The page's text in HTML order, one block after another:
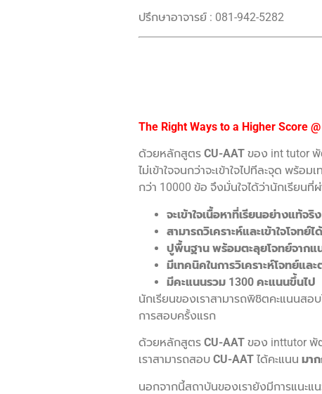
ปรึกษาอาจารย์ : 081-942-5282
The Right Ways to a Higher Score
ด้วยหลักสูตร CU-AAT ของ int tutor พั
ไม่เข้าใจจนกว่าจะเข้าใจไปทีละจุด พร้
กว่า 10000 ข้อ จึงมั่นใจได้ว่านักเรียนที่
จะเข้าใจเนื้อหาที่เรียนอย่างแท้จ
สามารถวิเคราะห์และเข้าใจโจทย์
ปูพื้นฐาน พร้อมตะลุยโจทย์จากแ
มีเทคนิคในการวิเคราะห์โจทย์แ
มีคะแนนรวม 1300 คะแนนขึ้นไป
นักเรียนของเราสามารถพิชิตคะแนนสอ
การสอบครั้งแรก
ด้วยหลักสูตร CU-AAT ของ inttutor พั
เราสามารถสอบ CU-AAT ได้คะแนน มา
นอกจากนี้สถาบันของเรายังมีการแนะ